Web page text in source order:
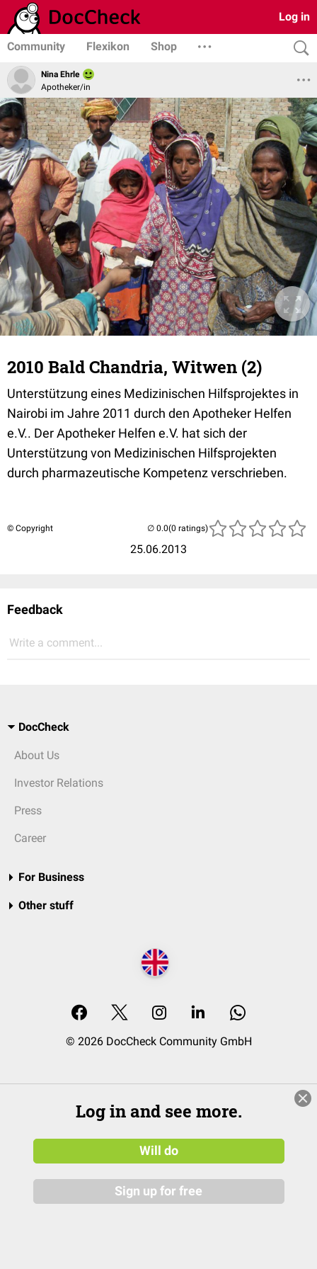
Log in
Community Flexikon Shop
Nina Ehrle
Apotheker/in
2010 Bald Chandria, Witwen (2)
Unterstützung eines Medizinischen Hilfsprojektes in
Nairobi im Jahre 2011 durch den Apotheker Helfen
e.V.. Der Apotheker Helfen e.V. hat sich der
Unterstützung von Medizinischen Hilfsprojekten
durch pharmazeutische Kompetenz verschrieben.
© Copyright
25.06.2013
(0 ratings)
Feedback
Write a comment...
DocCheck
About Us
Investor Relations
Press
Career
For Business
Other stuff
© 2026 DocCheck Community GmbH
Log in and see more.
Will do
Sign up for free